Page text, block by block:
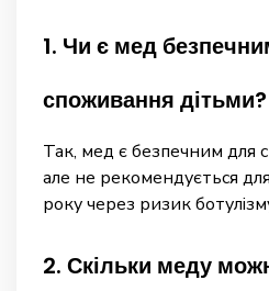
1. Чи є мед
споживання дітьми?
Так, мед є безпечним для
але не рекомендується
року через ризик
2. Скільки меду